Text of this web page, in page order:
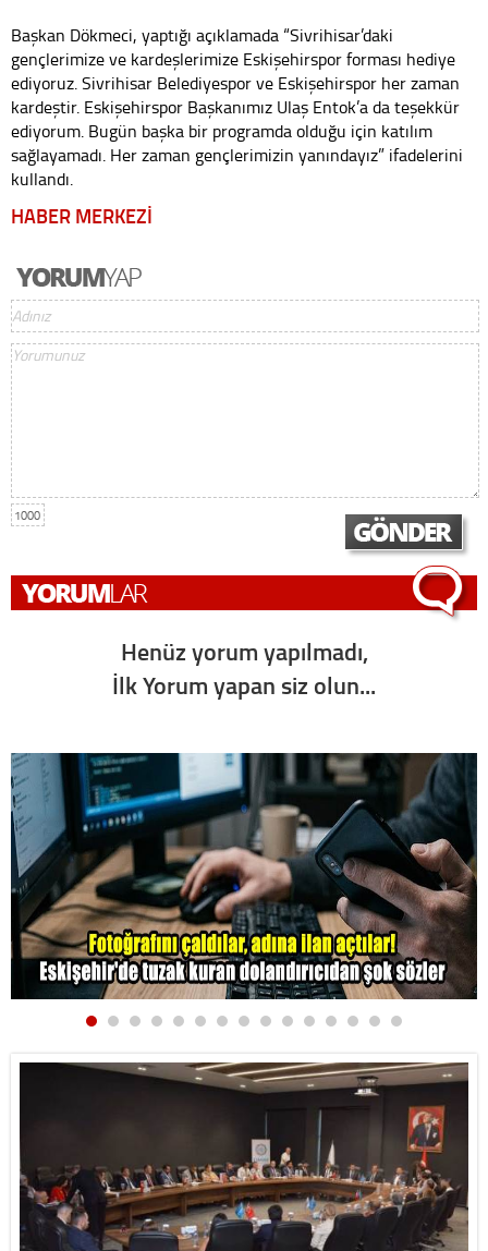
Başkan Dökmeci, yaptığı açıklamada “Sivrihisar’daki
gençlerimize ve kardeşlerimize Eskişehirspor forması hediye
ediyoruz. Sivrihisar Belediyespor ve Eskişehirspor her zaman
kardeştir. Eskişehirspor Başkanımız Ulaş Entok’a da teşekkür
ediyorum. Bugün başka bir programda olduğu için katılım
sağlayamadı. Her zaman gençlerimizin yanındayız” ifadelerini
kullandı.
HABER MERKEZİ
1000
Henüz yorum yapılmadı,
İlk Yorum yapan siz olun...